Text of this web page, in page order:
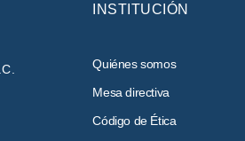
INSTITUCIÓN
Quiénes somos
Mesa directiva
Código de Ética